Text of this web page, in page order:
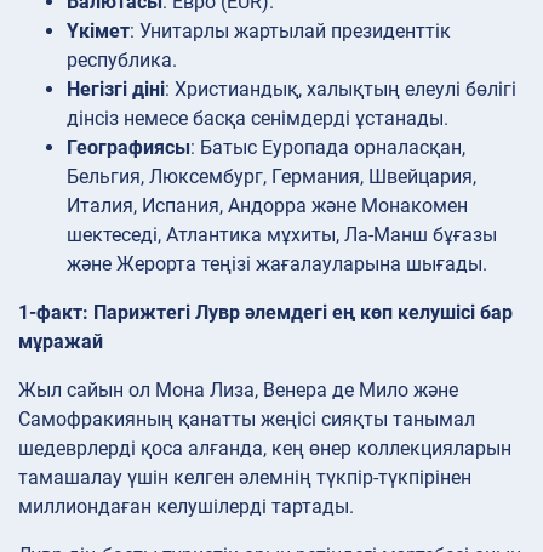
Үкімет: Унитарлы жартылай президенттік
республика.
Негізгі діні: Христиандық, халықтың елеулі бөлігі
дінсіз немесе басқа сенімдерді ұстанады.
Географиясы: Батыс Еуропада орналасқан,
Бельгия, Люксембург, Германия, Швейцария,
Италия, Испания, Андорра және Монакомен
шектеседі, Атлантика мұхиты, Ла-Манш бұғазы
және Жерорта теңізі жағалауларына шығады.
1-факт: Парижтегі Лувр әлемдегі ең көп келушісі бар
мұражай
Жыл сайын ол Мона Лиза, Венера де Мило және
Самофракияның қанатты жеңісі сияқты танымал
шедеврлерді қоса алғанда, кең өнер коллекцияларын
тамашалау үшін келген әлемнің түкпір-түкпірінен
миллиондаған келушілерді тартады.